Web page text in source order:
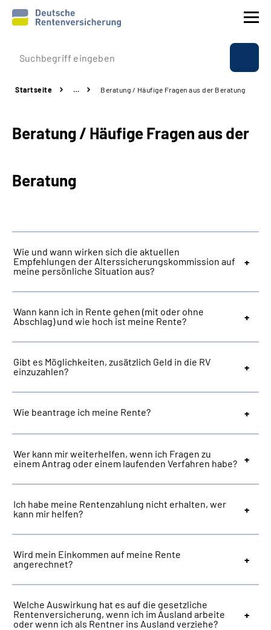
Prävention
Rente
Über uns & Presse
Online-Services
Inhalte in Gebärdensprache (DGS)
Leichte Sprache
Mein Kundenportal
Startseite … Beratung / Häufige Fragen aus der Beratung
Beratung / Häufige Fragen aus der
Beratung
Wie und wann wirken sich die aktuellen
Empfehlungen der Alterssicherungskommission auf
meine persönliche Situation aus?
Wann kann ich in Rente gehen (mit oder ohne
Abschlag) und wie hoch ist meine Rente?
Gibt es Möglichkeiten, zusätzlich Geld in die RV
einzuzahlen?
Wie beantrage ich meine Rente?
Wer kann mir weiterhelfen, wenn ich Fragen zu
einem Antrag oder einem laufenden Verfahren habe?
Ich habe meine Rentenzahlung nicht erhalten, wer
kann mir helfen?
Wird mein Einkommen auf meine Rente
angerechnet?
Welche Auswirkung hat es auf die gesetzliche
Rentenversicherung, wenn ich im Ausland arbeite
oder wenn ich als Rentner ins Ausland verziehe?